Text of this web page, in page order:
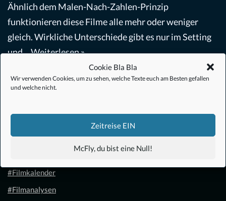
Cookie Bla Bla
Wir verwenden Cookies, um zu sehen, welche Texte euch am Besten gefallen
und welche nicht.
Zeitreise EIN
McFly, du bist eine Null!
Ähnlich dem Malen-Nach-Zahlen-Prinzip
funktionieren diese Filme alle mehr oder weniger
gleich. Wirkliche Unterschiede gibt es nur im Setting
und…Weiterlesen »
#Anime
#Filmkalender
#Filmanalysen